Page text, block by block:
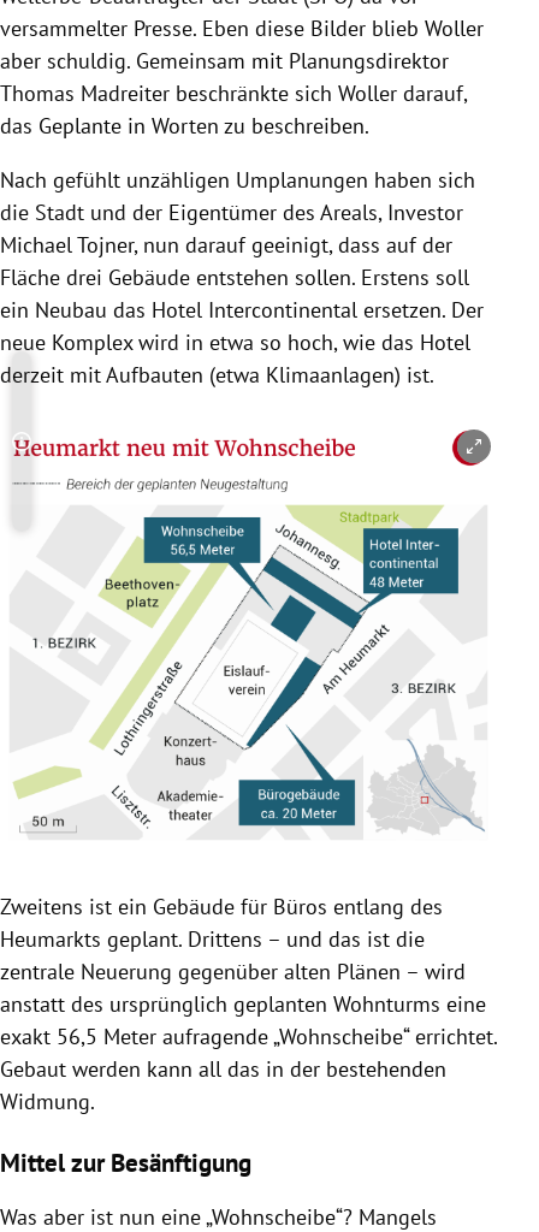
versammelter Presse. Eben diese Bilder blieb Woller
aber schuldig. Gemeinsam mit Planungsdirektor
Thomas Madreiter beschränkte sich Woller darauf,
das Geplante in Worten zu beschreiben.
Nach gefühlt unzähligen Umplanungen haben sich
die Stadt und der Eigentümer des Areals, Investor
Michael Tojner, nun darauf geeinigt, dass auf der
Fläche drei Gebäude entstehen sollen. Erstens soll
ein Neubau das Hotel Intercontinental ersetzen. Der
neue Komplex wird in etwa so hoch, wie das Hotel
derzeit mit Aufbauten (etwa Klimaanlagen) ist.
Copyright-Hinweis öffnen/schließen
Zweitens ist ein Gebäude für Büros entlang des
Heumarkts geplant. Drittens – und das ist die
zentrale Neuerung gegenüber alten Plänen – wird
anstatt des ursprünglich geplanten Wohnturms eine
exakt 56,5 Meter aufragende „Wohnscheibe“ errichtet.
Gebaut werden kann all das in der bestehenden
Widmung.
Mittel zur Besänftigung
Was aber ist nun eine „Wohnscheibe“? Mangels